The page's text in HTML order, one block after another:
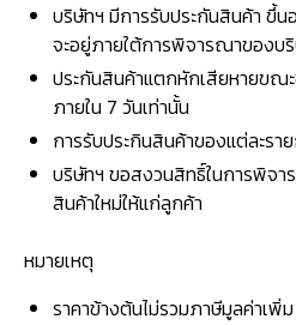
บริษัทฯ มีการรับประกันสินค้า ขึ้
จะอยู่ภายใต้การพิจารณาของบ
ประกันสินค้าแตกหักเสียหายขณ
ภายใน 7 วันเท่านั้น
การรับประกินสินค้าของแต่ละร
บริษัทฯ ขอสงวนสิทธิ์ในการพิจ
สินค้าใหม่ให้แก่ลูกค้า
หมายเหตุ
ราคาข้างต้นไม่รวมภาษีมูลค่าเพิ่ม